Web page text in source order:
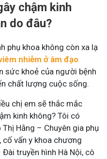
chậm kinh
do đâu?
phụ khoa không còn xa lạ
nhiễm ở âm đạo
sức khoẻ của người bệnh
chất lượng cuộc sống.
chị em sẽ thắc mắc
kinh không? Tôi có
Hằng – Chuyên gia phụ
vấn y khoa chương
truyền hình Hà Nội, cô